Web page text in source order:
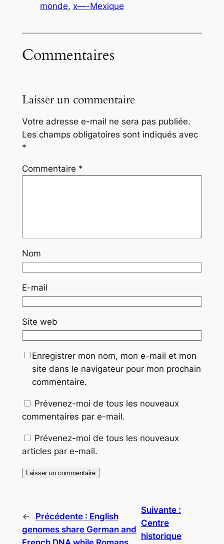
monde, x—-Mexique
Commentaires
Laisser un commentaire
Votre adresse e-mail ne sera pas publiée.
Les champs obligatoires sont indiqués avec
*
Commentaire *
Nom
E-mail
Site web
Enregistrer mon nom, mon e-mail et mon
site dans le navigateur pour mon prochain
commentaire.
Prévenez-moi de tous les nouveaux
commentaires par e-mail.
Prévenez-moi de tous les nouveaux
articles par e-mail.
← Précédente : English
genomes share German and
Suivante :
Centre
historique